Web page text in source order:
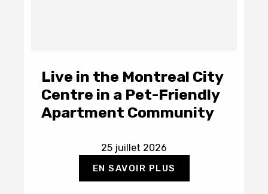
Live in the Montreal City
Centre in a Pet-Friendly
Apartment Community
25 juillet 2026
EN SAVOIR PLUS